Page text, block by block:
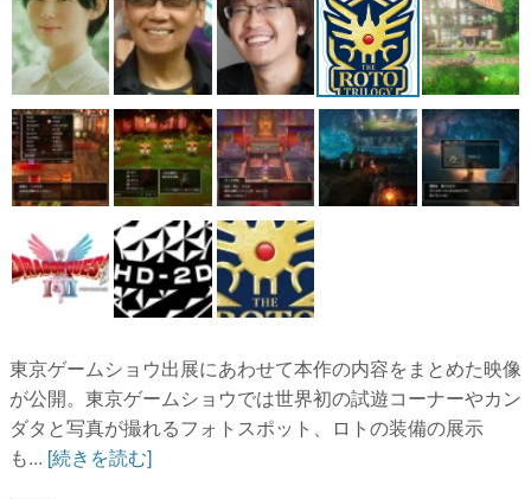
東京ゲームショウ出展にあわせて本作の内容をまとめた映像
が公開。東京ゲームショウでは世界初の試遊コーナーやカン
ダタと写真が撮れるフォトスポット、ロトの装備の展示
も... [続きを読む]